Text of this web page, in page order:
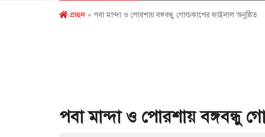
প্রচ্ছদ» পবা মান্দা ও পোরশায় বঙ্গবন্ধু গোল্ডকাপের ফাইনাল অনুষ্ঠিত
পবা মান্দা ও পোরশায় বঙ্গবন্ধু